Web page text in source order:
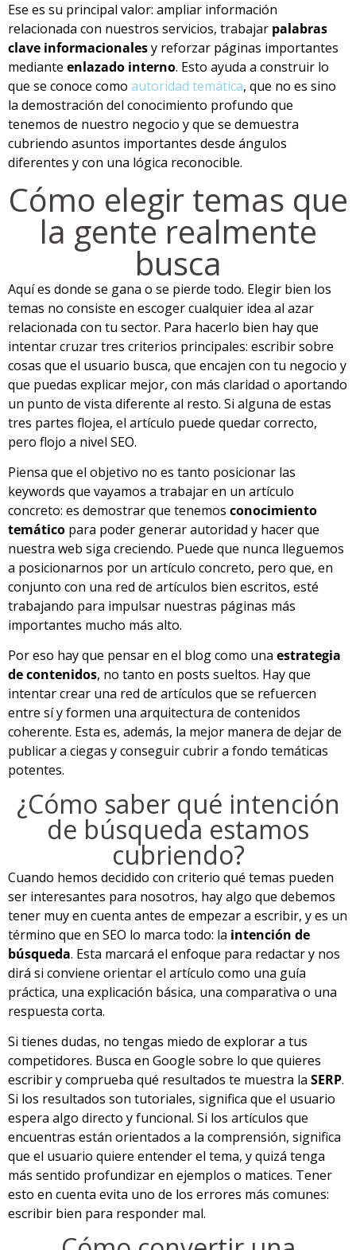
Ese es su principal valor: ampliar información
relacionada con nuestros servicios, trabajar palabras
clave informacionalesy reforzar páginas importantes
mediante enlazado interno. Esto ayuda a construir lo
que se conoce como autoridad temática, que no es sino
la demostración del conocimiento profundo que
tenemos de nuestro negocio y que se demuestra
cubriendo asuntos importantes desde ángulos
diferentes y con una lógica reconocible.
Cómo elegir temas que
la gente realmente
busca
Aquí es donde se gana o se pierde todo. Elegir bien los
temas no consiste en escoger cualquier idea al azar
relacionada con tu sector. Para hacerlo bien hay que
intentar cruzar tres criterios principales: escribir sobre
cosas que el usuario busca, que encajen con tu negocio y
que puedas explicar mejor, con más claridad o aportando
un punto de vista diferente al resto. Si alguna de estas
tres partes flojea, el artículo puede quedar correcto,
pero flojo a nivel SEO.
Piensa que el objetivo no es tanto posicionar las
keywords que vayamos a trabajar en un artículo
concreto: es demostrar que tenemos conocimiento
temático para poder generar autoridad y hacer que
nuestra web siga creciendo. Puede que nunca lleguemos
a posicionarnos por un artículo concreto, pero que, en
conjunto con una red de artículos bien escritos, esté
trabajando para impulsar nuestras páginas más
importantes mucho más alto.
Por eso hay que pensar en el blog como una estrategia
de contenidos, no tanto en posts sueltos. Hay que
intentar crear una red de artículos que se refuercen
entre sí y formen una arquitectura de contenidos
coherente. Esta es, además, la mejor manera de dejar de
publicar a ciegas y conseguir cubrir a fondo temáticas
potentes.
¿Cómo saber qué intención
de búsqueda estamos
cubriendo?
Cuando hemos decidido con criterio qué temas pueden
ser interesantes para nosotros, hay algo que debemos
tener muy en cuenta antes de empezar a escribir, y es un
término que en SEO lo marca todo: la intención de
búsqueda. Esta marcará el enfoque para redactar y nos
dirá si conviene orientar el artículo como una guía
práctica, una explicación básica, una comparativa o una
respuesta corta.
Si tienes dudas, no tengas miedo de explorar a tus
competidores. Busca en Google sobre lo que quieres
escribir y comprueba qué resultados te muestra la SERP.
Si los resultados son tutoriales, significa que el usuario
espera algo directo y funcional. Si los artículos que
encuentras están orientados a la comprensión, significa
que el usuario quiere entender el tema, y quizá tenga
más sentido profundizar en ejemplos o matices. Tener
esto en cuenta evita uno de los errores más comunes:
escribir bien para responder mal.